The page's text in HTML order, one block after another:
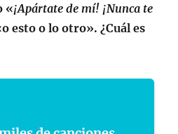
«¡Apártate de mí! ¡Nunca te
esto o lo otro». ¿Cuál es